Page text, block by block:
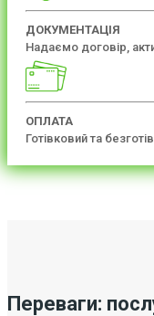
ДОКУМЕНТАЦІЯ
Надаємо договір,
ОПЛАТА
Готівковий та
Переваги: